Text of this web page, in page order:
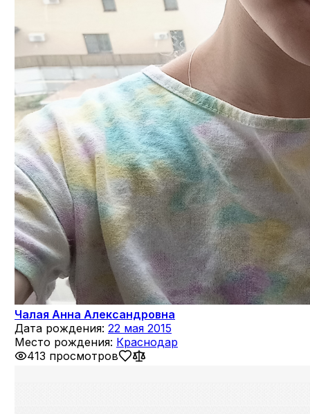
Чалая Анна Александровна
Дата рождения: 22 мая 2015
Место рождения: Краснодар
413 просмотров